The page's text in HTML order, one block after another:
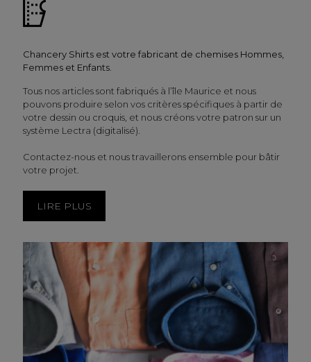
Chancery Shirts est votre fabricant de chemises Hommes,
Femmes et Enfants.
Tous nos articles sont fabriqués à l’île Maurice et nous
pouvons produire selon vos critères spécifiques à partir de
votre dessin ou croquis, et nous créons votre patron sur un
système Lectra (digitalisé).
Contactez-nous et nous travaillerons ensemble pour bâtir
votre projet.
LIRE PLUS